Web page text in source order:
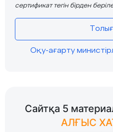
сертификат тегін бірден
Оқу-ағарту
Сайтқа 5
АЛҒЫС